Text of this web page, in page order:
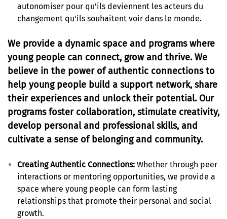
autonomiser pour qu'ils deviennent les acteurs du
changement qu'ils souhaitent voir dans le monde.
We provide a dynamic space and programs where
young people can connect, grow and thrive. We
believe in the power of authentic connections to
help young people build a support network, share
their experiences and unlock their potential. Our
programs foster collaboration, stimulate creativity,
develop personal and professional skills, and
cultivate a sense of belonging and community.
Creating Authentic Connections: Whether through peer
interactions or mentoring opportunities, we provide a
space where young people can form lasting
relationships that promote their personal and social
growth.